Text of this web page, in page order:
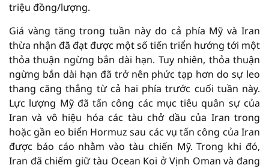
triệu đồng/lượng.
Giá vàng tăng trong tuần này do cả phía Mỹ và Iran
thừa nhận đã đạt được một số tiến triển hướng tới một
thỏa thuận ngừng bắn dài hạn. Tuy nhiên, thỏa thuận
ngừng bắn dài hạn đã trở nên phức tạp hơn do sự leo
thang căng thẳng từ cả hai phía trước cuối tuần này.
Lực lượng Mỹ đã tấn công các mục tiêu quân sự của
Iran và vô hiệu hóa các tàu chở dầu của Iran trong
hoặc gần eo biển Hormuz sau các vụ tấn công của Iran
được báo cáo nhằm vào tàu chiến Mỹ. Trong khi đó,
Iran đã chiếm giữ tàu Ocean Koi ở Vịnh Oman và đang